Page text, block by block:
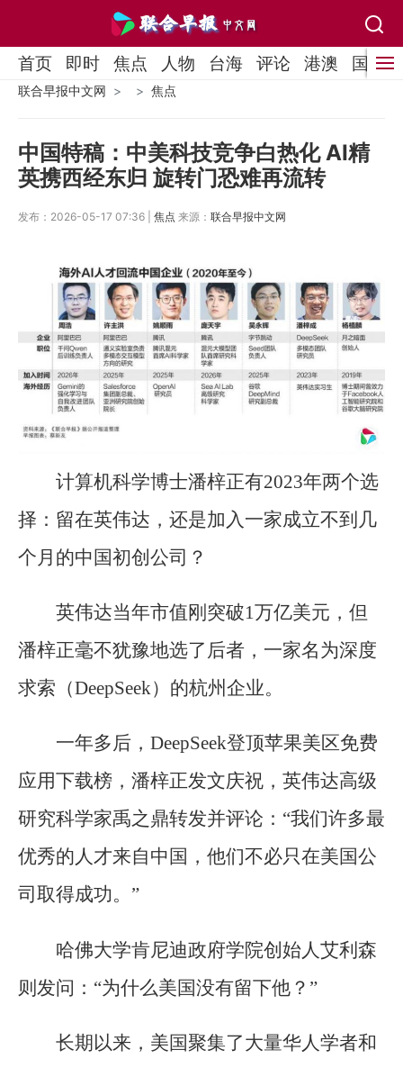
首页 即时 焦点 人物 台海 评论 港澳 国际
联合早报中文网 焦点
中国特稿：中美科技竞争白热化 AI精
英携西经东归 旋转门恐难再流转
发布：2026-05-17 07:36 | 焦点 来源： 联合早报中文网
计算机科学博士潘梓正有2023年两个选
择：留在英伟达，还是加入一家成立不到几
个月的中国初创公司？
英伟达当年市值刚突破1万亿美元，但
潘梓正毫不犹豫地选了后者，一家名为深度
求索（DeepSeek）的杭州企业。
一年多后，DeepSeek登顶苹果美区免费
应用下载榜，潘梓正发文庆祝，英伟达高级
研究科学家禹之鼎转发并评论：“我们许多最
优秀的人才来自中国，他们不必只在美国公
司取得成功。”
哈佛大学肯尼迪政府学院创始人艾利森
则发问：“为什么美国没有留下他？”
长期以来，美国聚集了大量华人学者和